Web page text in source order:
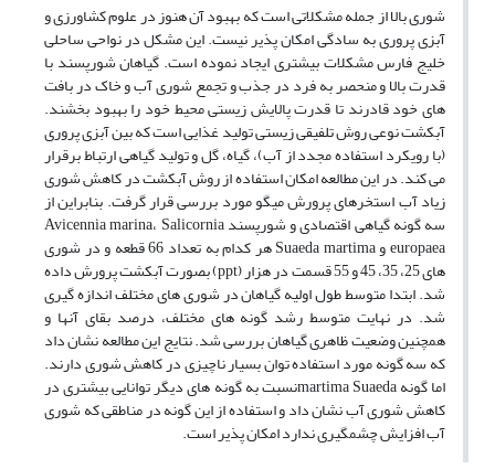
شوری بالا از جمله مشکلاتی است که بهبود آن هنوز در علوم کشاورزی و
آبزی پروری به سادگی امکان پذیر نیست. این مشکل در نواحی ساحلی
خلیج فارس مشکلات بیشتری ایجاد نموده است. گیاهان شورپسند با
قدرت بالا و منحصر به فرد در جذب و تجمع شوری آب و خاک در بافت
های خود قادرند تا قدرت پالایش زیستی محیط خود را بهبود بخشند.
آبکشت نوعی روش تلفیقی زیستی تولید غذایی است که بین آبزی پروری
(با رویکرد استفاده مجدد از آب)، گیاه، گل و تولید گیاهی ارتباط برقرار
می کند. در این مطالعه امکان استفاده از روش آبکشت در کاهش شوری
زیاد آب استخرهای پرورش میگو مورد بررسی قرار گرفت. بنابراین از
سه گونه گیاهی اقتصادی و شورپسند Avicennia marina، Salicornia
europaea و Suaeda martima هر کدام به تعداد 66 قطعه و در شوری
های 25، 35، 45 و 55 قسمت در هزار (ppt) بصورت آبکشت پرورش داده
شد. ابتدا متوسط طول اولیه گیاهان در شوری های مختلف اندازه گیری
شد. در نهایت متوسط رشد گونه های مختلف، درصد بقای آنها و
همچنین وضعیت ظاهری گیاهان بررسی شد. نتایج این مطالعه نشان داد
که سه گونه مورد استفاده توان بسیار ناچیزی در کاهش شوری دارند.
اما گونه martima Suaedaنسبت به گونه های دیگر توانایی بیشتری در
کاهش شوری آب نشان داد و استفاده از این گونه در مناطقی که شوری
آب افزایش چشمگیری ندارد امکان پذیر است.